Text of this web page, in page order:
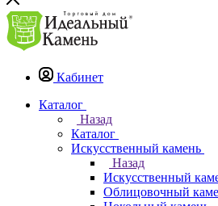
Кабинет
Каталог
Назад
Каталог
Искусственный камень
Назад
Искусственный
Облицовочный